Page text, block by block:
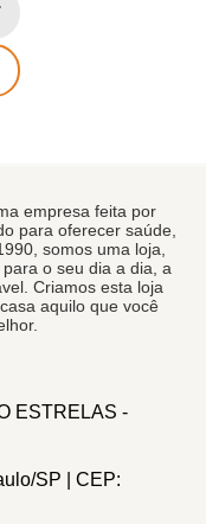
empresa feita por
para oferecer saúde,
somos uma loja,
o seu dia a dia, a
Criamos esta loja
aquilo que você
ESTRELAS -
SP | CEP: